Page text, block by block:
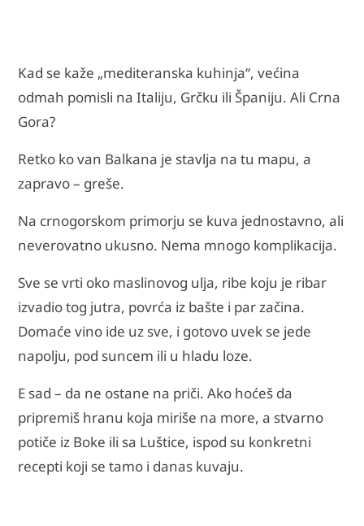
Kad se kaže „mediteranska kuhinja“, većina
odmah pomisli na Italiju, Grčku ili Španiju. Ali Crna
Gora?
Retko ko van Balkana je stavlja na tu mapu, a
zapravo – greše.
Na crnogorskom primorju se kuva jednostavno, ali
neverovatno ukusno. Nema mnogo komplikacija.
Sve se vrti oko maslinovog ulja, ribe koju je ribar
izvadio tog jutra, povrća iz bašte i par začina.
Domaće vino ide uz sve, i gotovo uvek se jede
napolju, pod suncem ili u hladu loze.
E sad – da ne ostane na priči. Ako hoćeš da
pripremiš hranu koja miriše na more, a stvarno
potiče iz Boke ili sa Luštice, ispod su konkretni
recepti koji se tamo i danas kuvaju.